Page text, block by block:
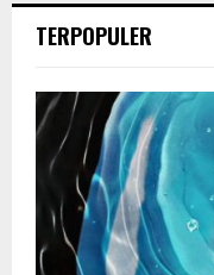
TERPOPULER